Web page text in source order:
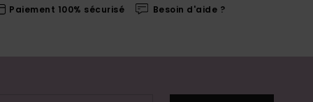
Paiement 100% sécurisé Besoin d'aide ?